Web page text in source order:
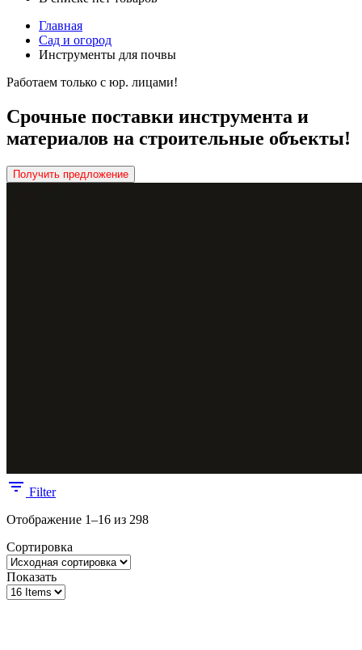
Главная
Сад и огород
Инструменты для почвы
Работаем только с юр. лицами!
Срочные поставки инструмента и
материалов на строительные объекты!
Получить предложение
Filter
Отображение 1–16 из 298
Сортировка
Показать